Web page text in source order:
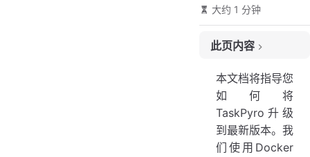
大约 1 分钟
此页内容
命令说明
本文档将指导您
如何将
TaskPyro升级
到最新版本。我
们使用Docker